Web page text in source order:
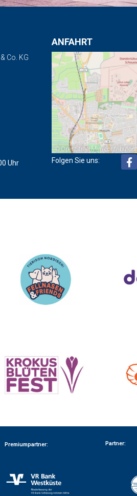
Co. KG
Uhr
ANFAHRT
©OpenStreetMap contributors
Folgen Sie uns:
Premiumpartner: Partner: